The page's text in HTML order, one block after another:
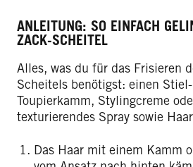
ANLEITUNG: SO EINFACH
ZACK-SCHEITEL
Alles, was du für das Frisieren
Scheitels benötigst: einen
Toupierkamm, Stylingcreme
texturierendes Spray sowie
Das Haar mit einem Kamm